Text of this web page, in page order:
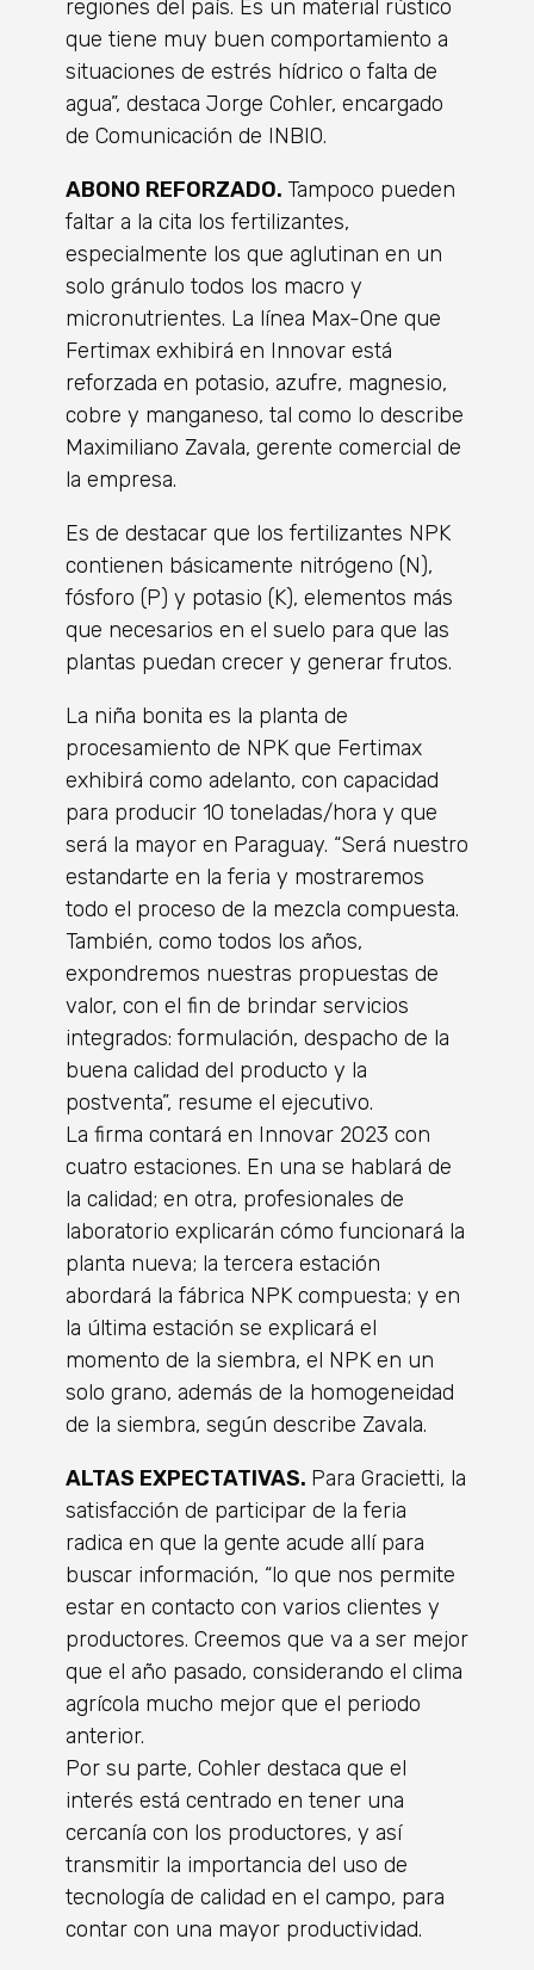
regiones del país. Es un material rústico
que tiene muy buen comportamiento a
situaciones de estrés hídrico o falta de
agua”, destaca Jorge Cohler, encargado
de Comunicación de INBIO.
ABONO REFORZADO. Tampoco pueden
faltar a la cita los fertilizantes,
especialmente los que aglutinan en un
solo gránulo todos los macro y
micronutrientes. La línea Max-One que
Fertimax exhibirá en Innovar está
reforzada en potasio, azufre, magnesio,
cobre y manganeso, tal como lo describe
Maximiliano Zavala, gerente comercial de
la empresa.
Es de destacar que los fertilizantes NPK
contienen básicamente nitrógeno (N),
fósforo (P) y potasio (K), elementos más
que necesarios en el suelo para que las
plantas puedan crecer y generar frutos.
La niña bonita es la planta de
procesamiento de NPK que Fertimax
exhibirá como adelanto, con capacidad
para producir 10 toneladas/hora y que
será la mayor en Paraguay. “Será nuestro
estandarte en la feria y mostraremos
todo el proceso de la mezcla compuesta.
También, como todos los años,
expondremos nuestras propuestas de
valor, con el fin de brindar servicios
integrados: formulación, despacho de la
buena calidad del producto y la
postventa”, resume el ejecutivo.
La firma contará en Innovar 2023 con
cuatro estaciones. En una se hablará de
la calidad; en otra, profesionales de
laboratorio explicarán cómo funcionará la
planta nueva; la tercera estación
abordará la fábrica NPK compuesta; y en
la última estación se explicará el
momento de la siembra, el NPK en un
solo grano, además de la homogeneidad
de la siembra, según describe Zavala.
ALTAS EXPECTATIVAS. Para Gracietti, la
satisfacción de participar de la feria
radica en que la gente acude allí para
buscar información, “lo que nos permite
estar en contacto con varios clientes y
productores. Creemos que va a ser mejor
que el año pasado, considerando el clima
agrícola mucho mejor que el periodo
anterior.
Por su parte, Cohler destaca que el
interés está centrado en tener una
cercanía con los productores, y así
transmitir la importancia del uso de
tecnología de calidad en el campo, para
contar con una mayor productividad.